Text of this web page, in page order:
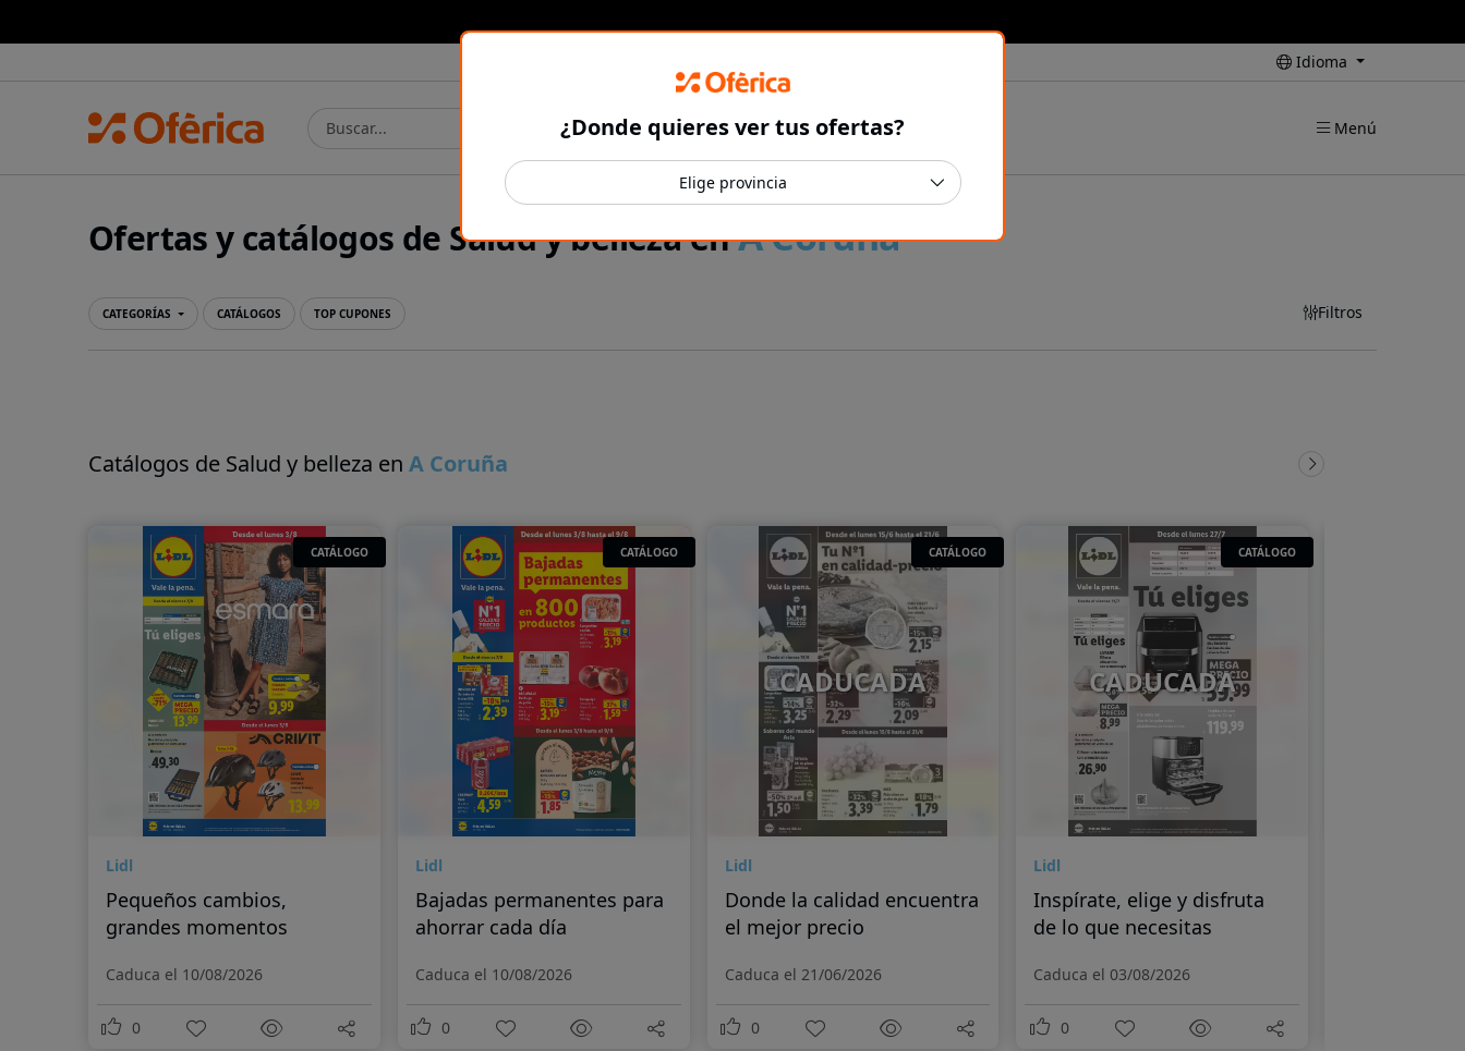
Prensa Ibérica
Idioma
Menú
Ofertas y catálogos de Salud y belleza enA Coruña
CATEGORÍAS CATÁLOGOS TOP CUPONES Filtros
Catálogos de Salud y belleza en A Coruña
CATÁLOGO
Lidl
Pequeños cambios,
grandes momentos
Caduca el 10/08/2026
0
CATÁLOGO
Lidl
Bajadas permanentes para
ahorrar cada día
Caduca el 10/08/2026
0
CATÁLOGO
CADUCADA
Lidl
Donde la calidad encuentra
el mejor precio
Caduca el 21/06/2026
0
CATÁLOGO
CADUCADA
Lidl
Inspírate, elige y disfruta
de lo que necesitas
Caduca el 03/08/2026
0
¿Donde quieres ver tus ofertas?